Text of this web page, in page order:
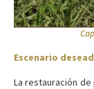
Escenario
La restauración de